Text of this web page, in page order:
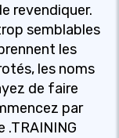
revendiquer.
semblables
les
les noms
de faire
par
.TRAINING